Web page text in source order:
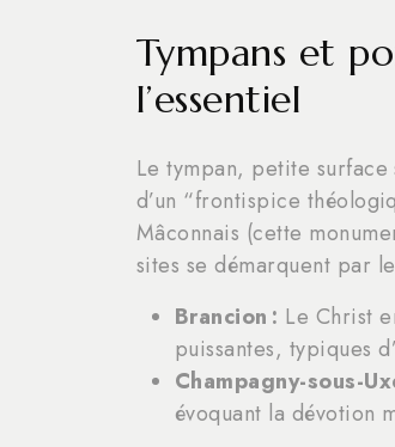
Tympans et
l’essentiel
Le tympan, petite
d’un “frontispice
Mâconnais (cette
sites se démarquent par
Brancion : Le Christ
puissantes, typiques
Champagny-sous-
évoquant la dévotion